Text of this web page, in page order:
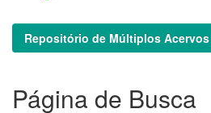
Repositório de Múltiplos Acervos
Página de Busca